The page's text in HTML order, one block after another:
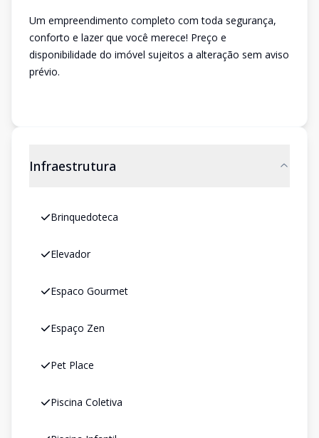
Um empreendimento completo com toda segurança,
conforto e lazer que você merece! Preço e
disponibilidade do imóvel sujeitos a alteração sem aviso
prévio.
Infraestrutura
Brinquedoteca
Elevador
Espaco Gourmet
Espaço Zen
Pet Place
Piscina Coletiva